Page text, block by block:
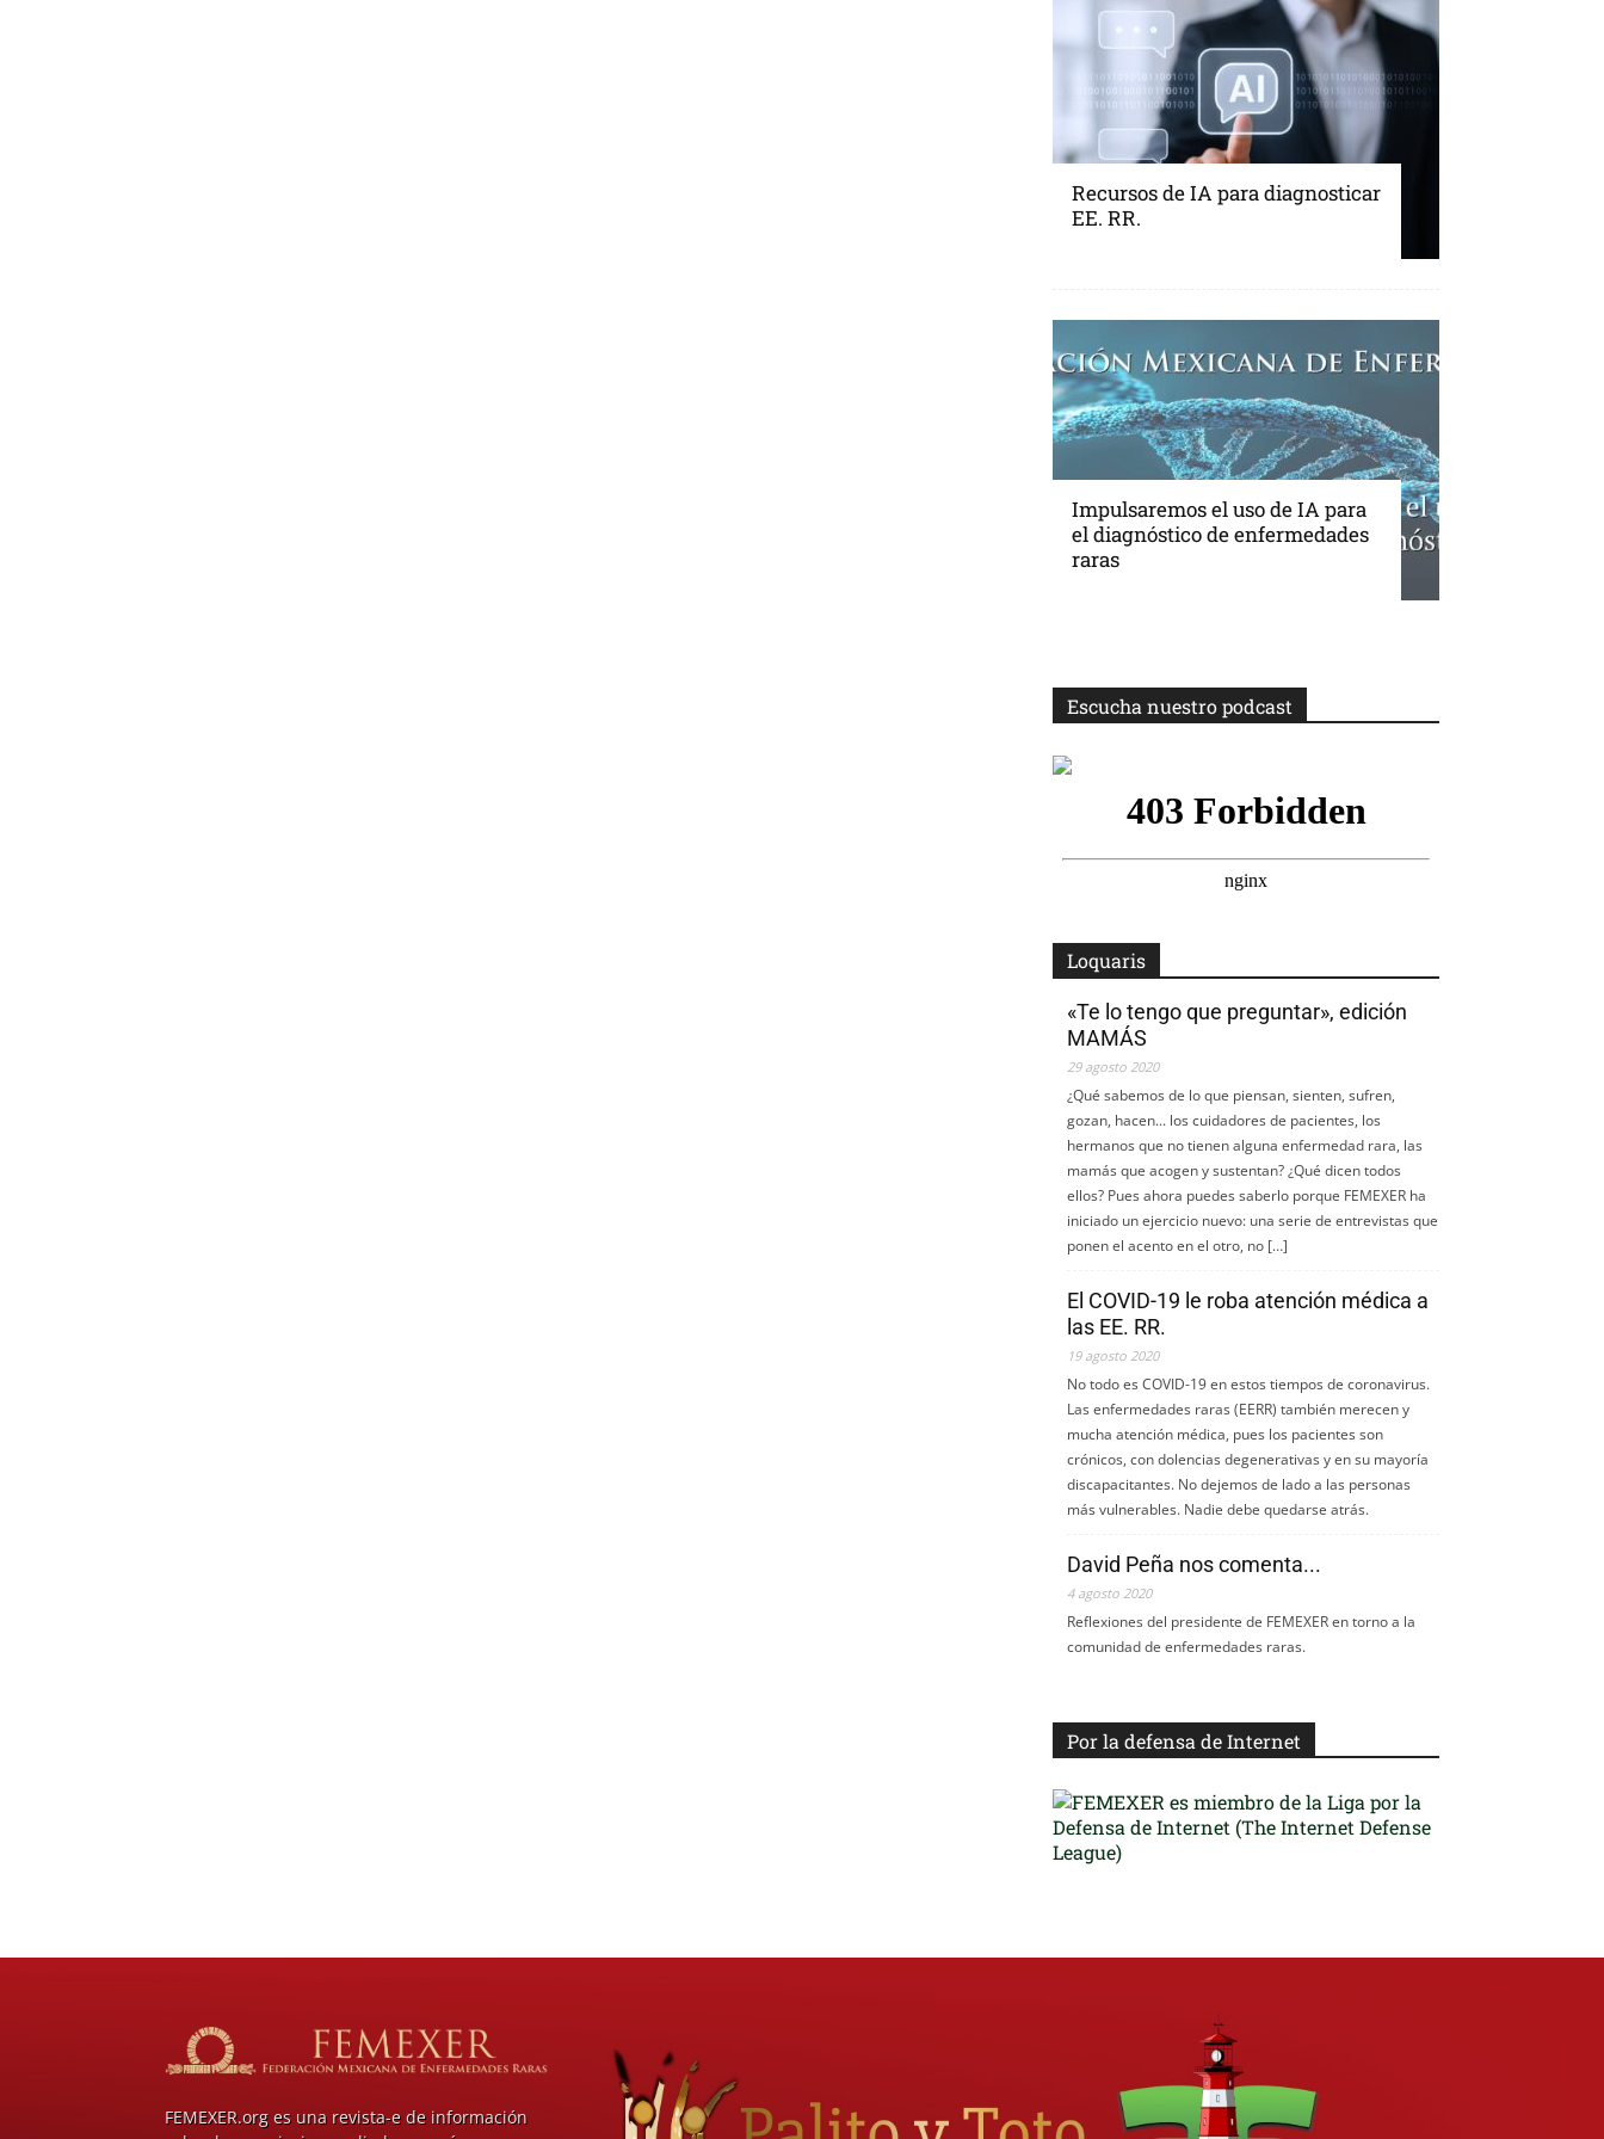
Recursos de IA para diagnosticar
EE. RR.
Impulsaremos el uso de IA para
el diagnóstico de enfermedades
raras
Escucha nuestro podcast
Loquaris
«Te lo tengo que preguntar», edición
MAMÁS
29 agosto 2020
¿Qué sabemos de lo que piensan, sienten, sufren,
gozan, hacen... los cuidadores de pacientes, los
hermanos que no tienen alguna enfermedad rara, las
mamás que acogen y sustentan? ¿Qué dicen todos
ellos? Pues ahora puedes saberlo porque FEMEXER ha
iniciado un ejercicio nuevo: una serie de entrevistas que
ponen el acento en el otro, no […]
El COVID-19 le roba atención médica a
las EE. RR.
19 agosto 2020
No todo es COVID-19 en estos tiempos de coronavirus.
Las enfermedades raras (EERR) también merecen y
mucha atención médica, pues los pacientes son
crónicos, con dolencias degenerativas y en su mayoría
discapacitantes. No dejemos de lado a las personas
más vulnerables. Nadie debe quedarse atrás.
David Peña nos comenta...
4 agosto 2020
Reflexiones del presidente de FEMEXER en torno a la
comunidad de enfermedades raras.
Por la defensa de Internet
FEMEXER.org es una revista-e de información